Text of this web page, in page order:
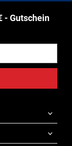
- Gutschein